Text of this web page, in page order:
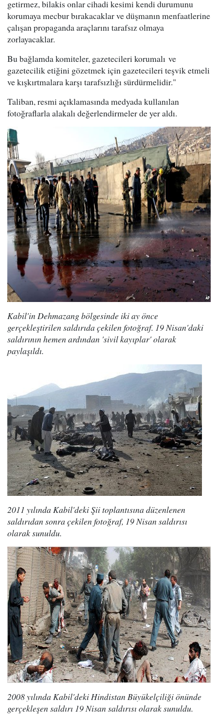
getirmez, bilakis onlar cihadi kesimi kendi durumunu
korumaya mecbur bırakacaklar ve düşmanın menfaatlerine
çalışan propaganda araçlarını tarafsız olmaya
zorlayacaklar.
Bu bağlamda komiteler, gazetecileri korumalı ve
gazetecilik etiğini gözetmek için gazetecileri teşvik etmeli
ve kışkırtmalara karşı tarafsızlığı sürdürmelidir."
Taliban, resmi açıklamasında medyada kullanılan
fotoğraflarla alakalı değerlendirmeler de yer aldı.
Kabil'in Dehmazang bölgesinde iki ay önce
gerçekleştirilen saldırıda çekilen fotoğraf. 19 Nisan'daki
saldırının hemen ardından 'sivil kayıplar' olarak
paylaşıldı.
2011 yılında Kabil'deki Şii toplantısına düzenlenen
saldırıdan sonra çekilen fotoğraf, 19 Nisan saldırısı
olarak sunuldu.
2008 yılında Kabil'deki Hindistan Büyükelçiliği önünde
gerçekleşen saldırı 19 Nisan saldırısı olarak sunuldu.